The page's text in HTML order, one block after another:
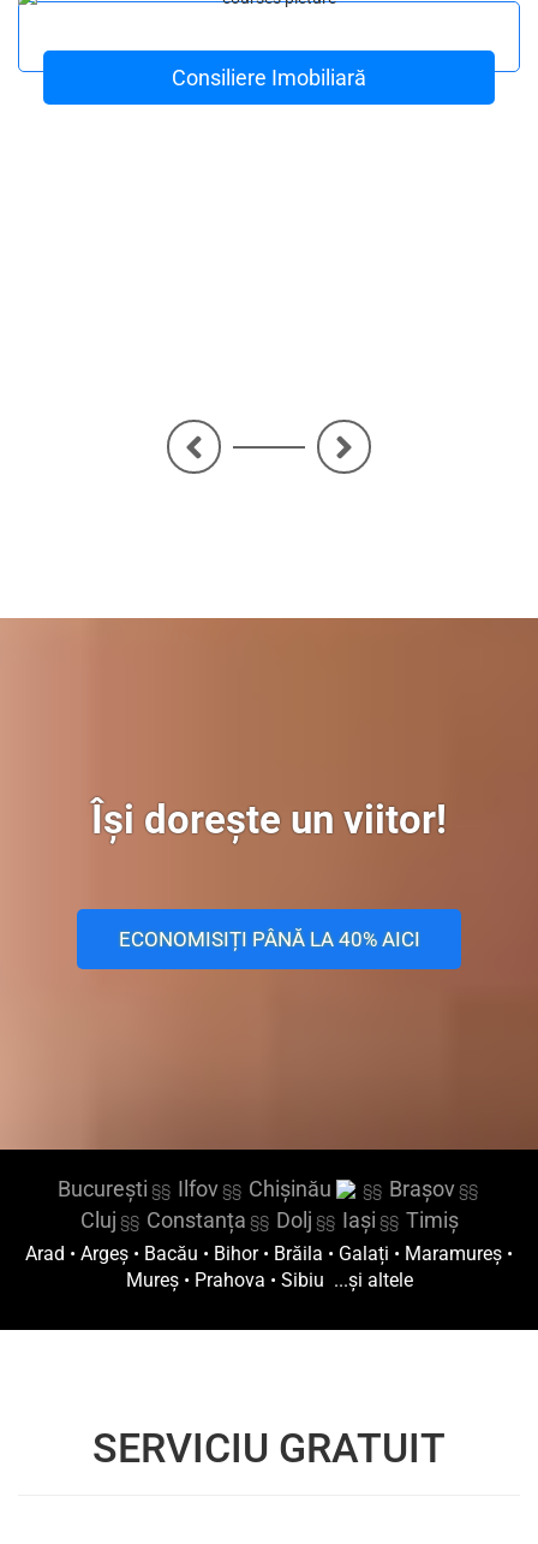
Consiliere Imobiliară
<
Își dorește un viitor!
ECONOMISIȚI PÂNĂ LA 40% AICI
București §§ Ilfov§§ Chișinău §§ Brașov§§
Cluj §§ Constanța §§ Dolj §§ Iași §§ Timiș
Arad • Argeș • Bacău • Bihor• Brăila • Galați • Maramureș •
Mureș• Prahova • Sibiu ...și altele
SERVICIU GRATUIT